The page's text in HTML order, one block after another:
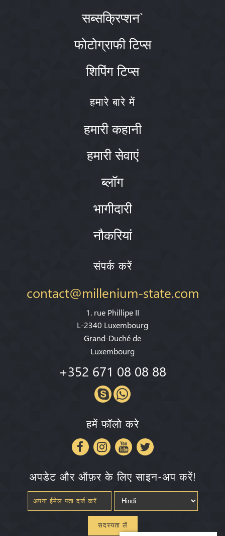
सब्सक्रिप्शन`
फोटोग्राफी टिप्स
शिपिंग टिप्स
हमारे बारे में
हमारी कहानी
हमारी सेवाएं
ब्लॉग
भागीदारी
नौकरियां
संपर्क करें
contact@millenium-state.com
1. rue Phillipe II
L-2340 Luxembourg
Grand-Duché de
Luxembourg
+352 671 08 08 88
हमें फॉलो करे
अपडेट और ऑफ़र के लिए साइन-अप करें!
सदस्यता लें